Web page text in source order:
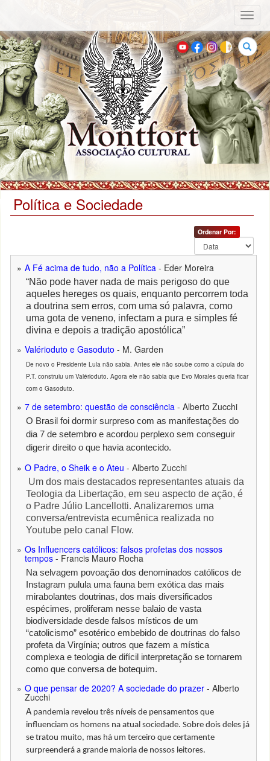
Buscar
Política e Sociedade
Ordenar Por:
A Fé acima de tudo, não a Política - Eder Moreira
“Não pode haver nada de mais perigoso do que
aqueles hereges os quais, enquanto percorrem toda
a doutrina sem erros, com uma só palavra, como
uma gota de veneno, infectam a pura e simples fé
divina e depois a tradição apostólica”
Valérioduto e Gasoduto - M. Garden
De novo o Presidente Lula não sabia. Antes ele não soube como a cúpula do
P.T. construiu um Valérioduto. Agora ele não sabia que Evo Morales queria ficar
com o Gasoduto.
7 de setembro: questão de consciência - Alberto Zucchi
O Brasil foi dormir surpreso com as manifestações do
dia 7 de setembro e acordou perplexo sem conseguir
digerir direito o que havia acontecido.
O Padre, o Sheik e o Ateu - Alberto Zucchi
Um dos mais destacados representantes atuais da
Teologia da Libertação, em seu aspecto de ação, é
o Padre Júlio Lancellotti.Analizaremos uma
conversa/entrevista ecumênica realizada no
Youtube pelo canal Flow.
Os Influencers católicos: falsos profetas dos nossos
tempos - Francis Mauro Rocha
Na selvagem povoação dos denominados católicos de
Instagram pulula uma fauna bem exótica das mais
mirabolantes doutrinas, dos mais diversificados
espécimes, proliferam nesse balaio de vasta
biodiversidade desde falsos místicos de um
“catolicismo” esotérico embebido de doutrinas do falso
profeta da Virgínia; outros que fazem a mística
complexa e teologia de difícil interpretação se tornarem
como que conversa de botequim.
O que pensar de 2020? A sociedade do prazer - Alberto
Zucchi
A pandemia revelou três níveis de pensamentos que
influenciam os homens na atual sociedade. Sobre dois deles já
se tratou muito, mas há um terceiro que certamente
surpreenderá a grande maioria de nossos leitores.